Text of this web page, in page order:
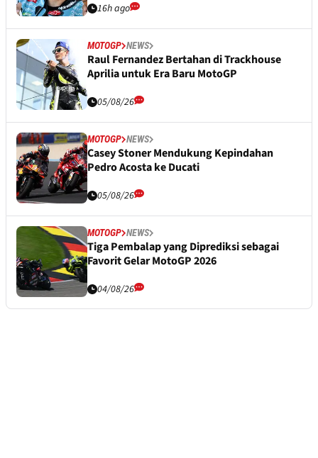
16h ago
MOTOGP NEWS
Raul Fernandez Bertahan di Trackhouse
Aprilia untuk Era Baru MotoGP
05/08/26
MOTOGP NEWS
Casey Stoner Mendukung Kepindahan
Pedro Acosta ke Ducati
05/08/26
MOTOGP NEWS
Tiga Pembalap yang Diprediksi sebagai
Favorit Gelar MotoGP 2026
04/08/26